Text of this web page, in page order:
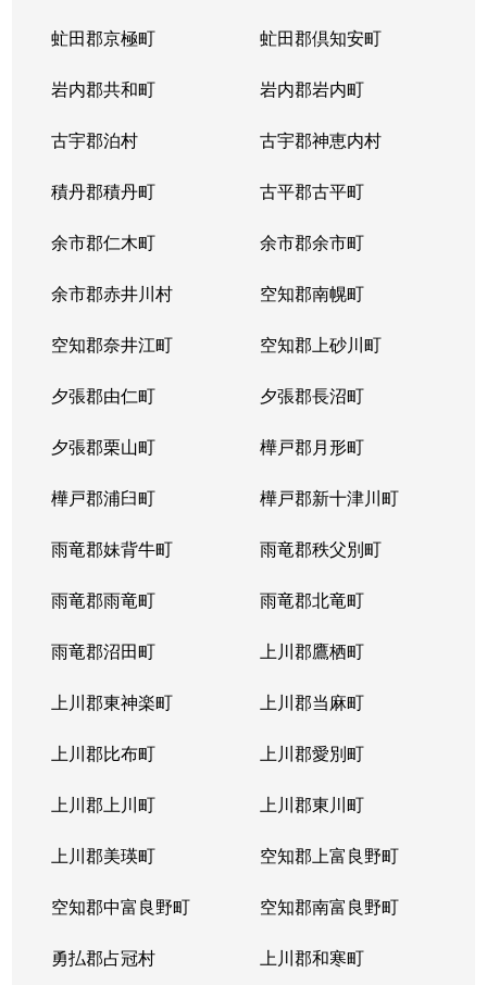
虻田郡京極町 虻田郡倶知安町
岩内郡共和町 岩内郡岩内町
古宇郡泊村 古宇郡神恵内村
積丹郡積丹町 古平郡古平町
余市郡仁木町 余市郡余市町
余市郡赤井川村 空知郡南幌町
空知郡奈井江町 空知郡上砂川町
夕張郡由仁町 夕張郡長沼町
夕張郡栗山町 樺戸郡月形町
樺戸郡浦臼町 樺戸郡新十津川町
雨竜郡妹背牛町 雨竜郡秩父別町
雨竜郡雨竜町 雨竜郡北竜町
雨竜郡沼田町 上川郡鷹栖町
上川郡東神楽町 上川郡当麻町
上川郡比布町 上川郡愛別町
上川郡上川町 上川郡東川町
上川郡美瑛町 空知郡上富良野町
空知郡中富良野町 空知郡南富良野町
勇払郡占冠村 上川郡和寒町